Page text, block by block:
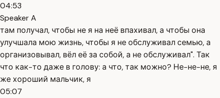
04:53
Speaker A
там получал, чтобы не я на неё впахивал, а чтобы она
улучшала мою жизнь, чтобы я не обслуживал семью, а
организовывал, вёл её за собой, а не обслуживал". Так
что как-то даже в голову: а что, так можно? Не-не-не, я
же хороший мальчик, я
05:07